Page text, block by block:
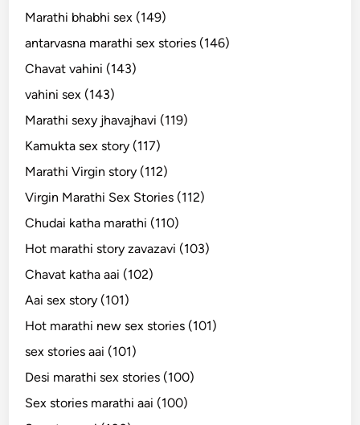
Marathi bhabhi sex (149)
antarvasna marathi sex stories (146)
Chavat vahini (143)
vahini sex (143)
Marathi sexy jhavajhavi (119)
Kamukta sex story (117)
Marathi Virgin story (112)
Virgin Marathi Sex Stories (112)
Chudai katha marathi (110)
Hot marathi story zavazavi (103)
Chavat katha aai (102)
Aai sex story (101)
Hot marathi new sex stories (101)
sex stories aai (101)
Desi marathi sex stories (100)
Sex stories marathi aai (100)